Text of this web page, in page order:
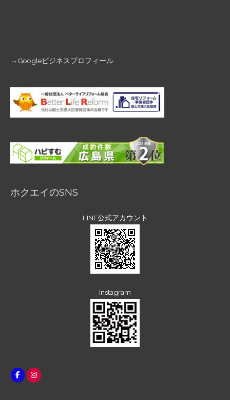
→ Googleビジネスプロフィール
ホクエイのSNS
LINE公式アカウント
Instagram